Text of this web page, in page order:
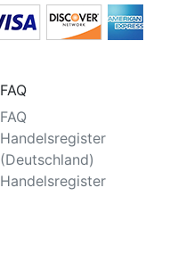
FAQ
FAQ
Handelsregister
(Deutschland)
Handelsregister